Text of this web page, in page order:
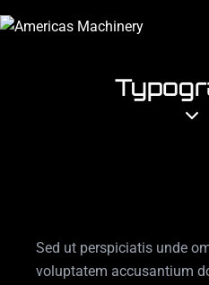
Sed ut perspiciatis unde
voluptatem accusantium